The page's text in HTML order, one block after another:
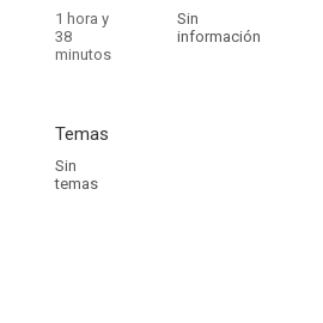
1 hora y
38
minutos
Sin
información
Temas
Sin
temas